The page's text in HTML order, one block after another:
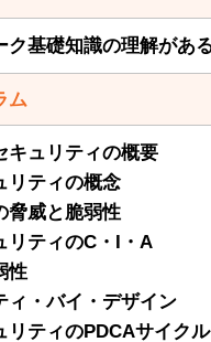
ク基礎知識の理解があ
ム
キュリティの概要
リティの概念
脅威と脆弱性
リティのC・I・A
性
ィ・バイ・デザイン
リティのPDCAサイクル